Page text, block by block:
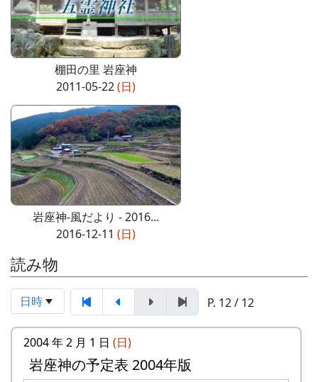
棚田の里 岩座神
2011-05-22(日)
岩座神-風だより - 2016...
2016-12-11 (日)
読み物
日時 P. 12 / 12
2004 年 2 月 1 日 (日)
岩座神の予定表 2004年版